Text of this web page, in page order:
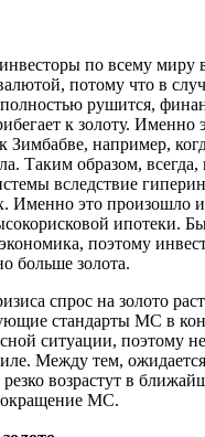
по всему миру
потому что в
рушится,
к золоту. Именно
Зимбабве, например,
Таким образом, всегда,
вследствие
Именно это произошло и
ипотеки.
поэтому
больше золота.
спрос на золото
стандарты МС в
ситуации, поэтому
Между тем,
резко возрастут в
МС.